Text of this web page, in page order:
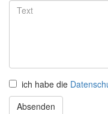
ich habe die
Absenden